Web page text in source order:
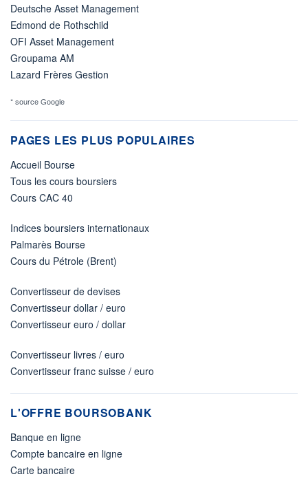
Deutsche Asset Management
Edmond de Rothschild
OFI Asset Management
Groupama AM
Lazard Frères Gestion
* source Google
PAGES LES PLUS POPULAIRES
Accueil Bourse
Tous les cours boursiers
Cours CAC 40
Indices boursiers internationaux
Palmarès Bourse
Cours du Pétrole (Brent)
Convertisseur de devises
Convertisseur dollar / euro
Convertisseur euro / dollar
Convertisseur livres / euro
Convertisseur franc suisse / euro
L'OFFRE BOURSOBANK
Banque en ligne
Compte bancaire en ligne
Carte bancaire